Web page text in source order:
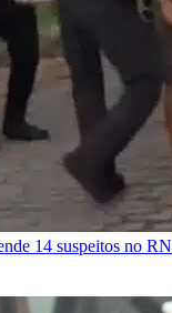
14 suspeitos no RN